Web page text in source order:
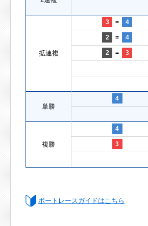
拡連複
3 = 4
2 = 4
2 = 3
単勝
4
複勝
4
3
ボートレースガイドはこちら